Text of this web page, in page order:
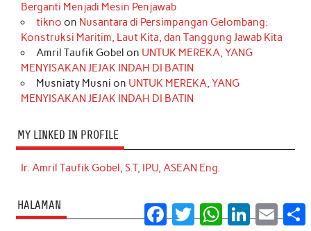
Berganti Menjadi Mesin Penjawab
tikno on Nusantara di Persimpangan Gelombang:
Konstruksi Maritim, Laut Kita, dan Tanggung Jawab Kita
Amril Taufik Gobel on UNTUK MEREKA, YANG
MENYISAKAN JEJAK INDAH DI BATIN
Musniaty Musni on UNTUK MEREKA, YANG
MENYISAKAN JEJAK INDAH DI BATIN
MY LINKED IN PROFILE
Ir. Amril Taufik Gobel, S.T, IPU, ASEAN Eng.
HALAMAN Facebook
Twitter WhatsApp
LinkedInEmail